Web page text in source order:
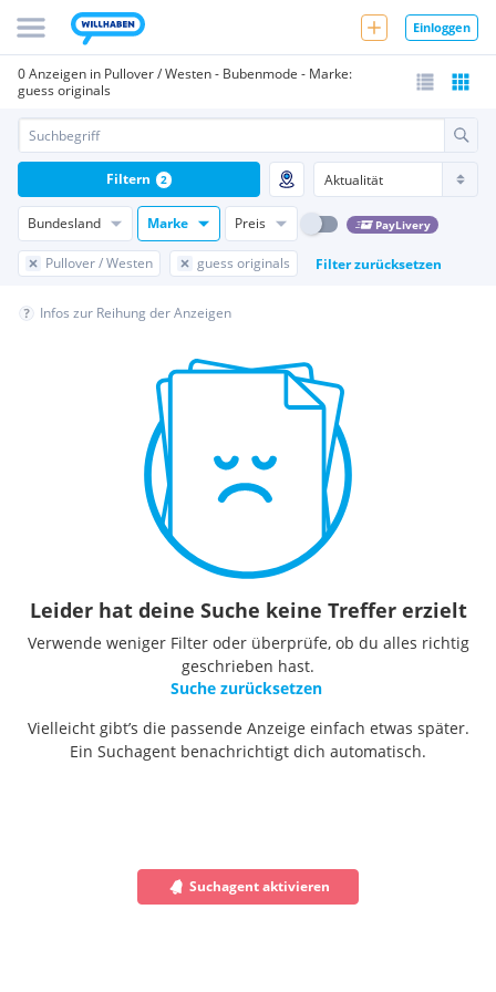
Einloggen
0 Anzeigen in Pullover / Westen - Bubenmode - Marke:
guess originals
Bundesland Marke Preis PayLivery
Pullover / Westen guess originals Filter zurücksetzen
Filtern 2
Infos zur Reihung der Anzeigen
Leider hat deine Suche keine Treffer erzielt
Verwende weniger Filter oder überprüfe, ob du alles richtig
geschrieben hast.
Suche zurücksetzen
Vielleicht gibt’s die passende Anzeige einfach etwas später.
Ein Suchagent benachrichtigt dich automatisch.
Suchagent aktivieren